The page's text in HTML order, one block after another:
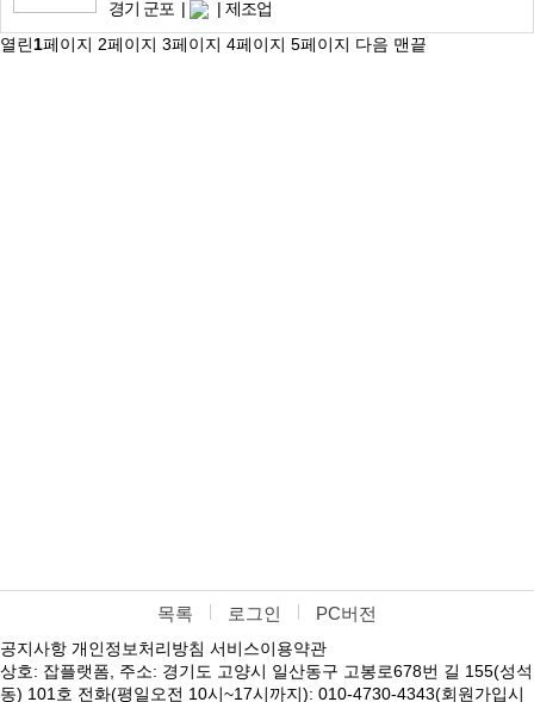
경기 군포
제조업
열린1페이지 2페이지 3페이지 4페이지 5페이지 다음 맨끝
목록 로그인 PC버전
공지사항 개인정보처리방침 서비스이용약관
상호: 잡플랫폼, 주소: 경기도 고양시 일산동구 고봉로678번 길 155(성석
동) 101호 전화(평일오전 10시~17시까지): 010-4730-4343(회원가입시